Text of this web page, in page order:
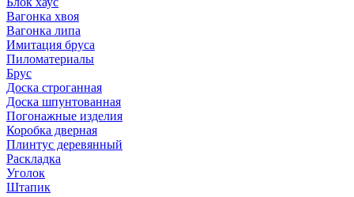
Вагонка хвоя
Вагонка липа
Имитация бруса
Пиломатериалы
Брус
Доска строганная
Доска шпунтованная
Погонажные изделия
Коробка дверная
Плинтус деревянный
Раскладка
Уголок
Штапик